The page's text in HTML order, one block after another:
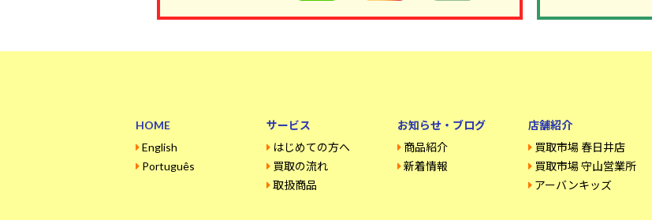
HOME
English
Português
サービス
はじめての方へ
買取の流れ
取扱商品
お知らせ・ブログ
商品紹介
新着情報
店舗紹介
買取市場 春日井店
買取市場 守山営業所
アーバンキッズ